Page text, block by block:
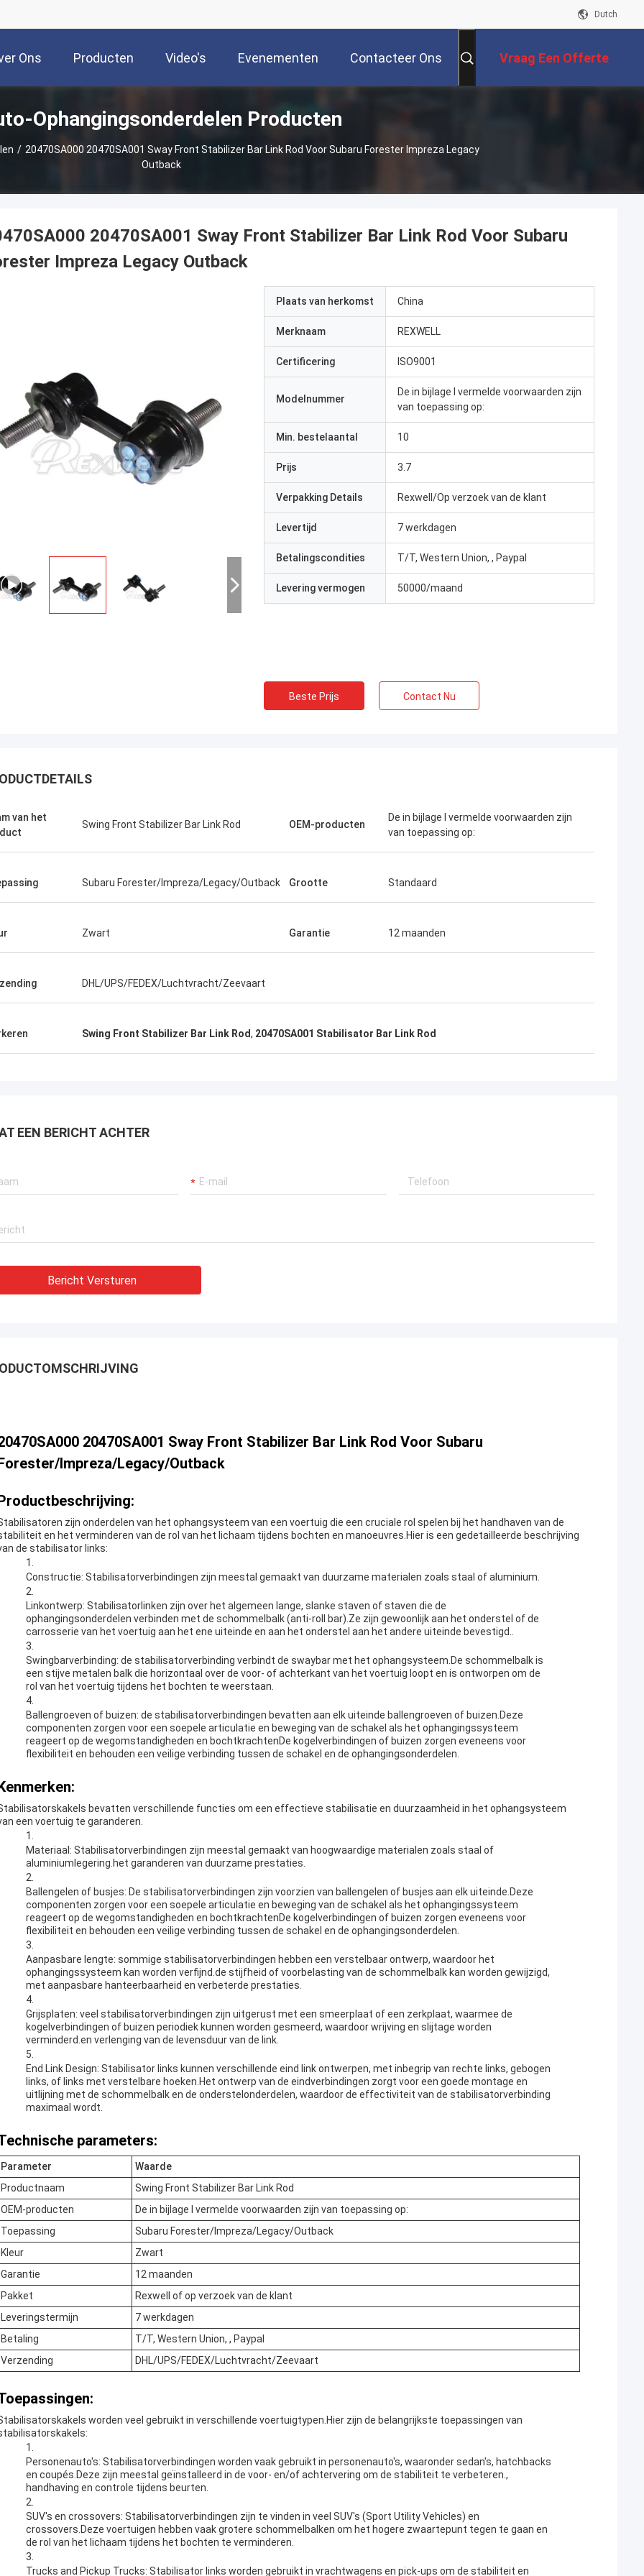
Dutch
Ons Producten Video's Evenementen Contacteer Ons Vraag Een Offerte
Ophangingsonderdelen Producten
/ 20470SA000 20470SA001 Sway Front Stabilizer Bar Link Rod Voor Subaru Forester Impreza Legacy
Outback
20470SA001 Sway Front Stabilizer Bar Link Rod Voor Subaru
Impreza Legacy Outback
Plaats van herkomst China
Merknaam REXWELL
Certificering ISO9001
Modelnummer
De in bijlage I vermelde voorwaarden zijn
van toepassing op:
Min. bestelaantal 10
Prijs 3.7
Verpakking Details Rexwell/Op verzoek van de klant
Levertijd 7 werkdagen
Betalingscondities T/T, Western Union, , Paypal
Levering vermogen 50000/maand
Beste Prijs Contact Nu
van het
Swing Front Stabilizer Bar Link Rod OEM-producten
De in bijlage I vermelde voorwaarden zijn
van toepassing op:
Subaru Forester/Impreza/Legacy/Outback Grootte Standaard
Zwart Garantie 12 maanden
DHL/UPS/FEDEX/Luchtvracht/Zeevaart
Swing Front Stabilizer Bar Link Rod, 20470SA001 Stabilisator Bar Link Rod
EEN BERICHT ACHTER
Bericht Versturen
20470SA001 Sway Front Stabilizer Bar Link Rod Voor Subaru
Impreza/Legacy/Outback
zijn onderdelen van het ophangsysteem van een voertuig die een cruciale rol spelen bij het handhaven van de
en het verminderen van de rol van het lichaam tijdens bochten en manoeuvres.Hier is een gedetailleerde beschrijving
de stabilisator links:
Constructie: Stabilisatorverbindingen zijn meestal gemaakt van duurzame materialen zoals staal of aluminium.
Linkontwerp: Stabilisatorlinken zijn over het algemeen lange, slanke staven of staven die de
ophangingsonderdelen verbinden met de schommelbalk (anti-roll bar).Ze zijn gewoonlijk aan het onderstel of de
carrosserie van het voertuig aan het ene uiteinde en aan het onderstel aan het andere uiteinde bevestigd..
Swingbarverbinding: de stabilisatorverbinding verbindt de swaybar met het ophangsysteem.De schommelbalk is
een stijve metalen balk die horizontaal over de voor- of achterkant van het voertuig loopt en is ontworpen om de
rol van het voertuig tijdens het bochten te weerstaan.
Ballengroeven of buizen: de stabilisatorverbindingen bevatten aan elk uiteinde ballengroeven of buizen.Deze
componenten zorgen voor een soepele articulatie en beweging van de schakel als het ophangingssysteem
reageert op de wegomstandigheden en bochtkrachtenDe kogelverbindingen of buizen zorgen eveneens voor
flexibiliteit en behouden een veilige verbinding tussen de schakel en de ophangingsonderdelen.
bevatten verschillende functies om een effectieve stabilisatie en duurzaamheid in het ophangsysteem
een voertuig te garanderen.
Materiaal: Stabilisatorverbindingen zijn meestal gemaakt van hoogwaardige materialen zoals staal of
aluminiumlegering.het garanderen van duurzame prestaties.
Ballengelen of busjes: De stabilisatorverbindingen zijn voorzien van ballengelen of busjes aan elk uiteinde.Deze
componenten zorgen voor een soepele articulatie en beweging van de schakel als het ophangingssysteem
reageert op de wegomstandigheden en bochtkrachtenDe kogelverbindingen of buizen zorgen eveneens voor
flexibiliteit en behouden een veilige verbinding tussen de schakel en de ophangingsonderdelen.
Aanpasbare lengte: sommige stabilisatorverbindingen hebben een verstelbaar ontwerp, waardoor het
ophangingssysteem kan worden verfijnd.de stijfheid of voorbelasting van de schommelbalk kan worden gewijzigd,
met aanpasbare hanteerbaarheid en verbeterde prestaties.
Grijsplaten: veel stabilisatorverbindingen zijn uitgerust met een smeerplaat of een zerkplaat, waarmee de
kogelverbindingen of buizen periodiek kunnen worden gesmeerd, waardoor wrijving en slijtage worden
verminderd.en verlenging van de levensduur van de link.
End Link Design: Stabilisator links kunnen verschillende eind link ontwerpen, met inbegrip van rechte links, gebogen
links, of links met verstelbare hoeken.Het ontwerp van de eindverbindingen zorgt voor een goede montage en
uitlijning met de schommelbalk en de onderstelonderdelen, waardoor de effectiviteit van de stabilisatorverbinding
maximaal wordt.
parameters:
Parameter
Waarde
Productnaam
Swing Front Stabilizer Bar Link Rod
OEM-producten
De in bijlage I vermelde voorwaarden zijn van toepassing op:
Toepassing
Subaru Forester/Impreza/Legacy/Outback
Kleur
Zwart
Garantie
12 maanden
Pakket
Rexwell of op verzoek van de klant
Leveringstermijn
7 werkdagen
Betaling
T/T, Western Union, , Paypal
Verzending
DHL/UPS/FEDEX/Luchtvracht/Zeevaart
worden veel gebruikt in verschillende voertuigtypen.Hier zijn de belangrijkste toepassingen van
Personenauto's: Stabilisatorverbindingen worden vaak gebruikt in personenauto's, waaronder sedan's, hatchbacks
en coupés.Deze zijn meestal geïnstalleerd in de voor- en/of achtervering om de stabiliteit te verbeteren.,
handhaving en controle tijdens beurten.
SUV's en crossovers: Stabilisatorverbindingen zijn te vinden in veel SUV's (Sport Utility Vehicles) en
crossovers.Deze voertuigen hebben vaak grotere schommelbalken om het hogere zwaartepunt tegen te gaan en
de rol van het lichaam tijdens het bochten te verminderen.
Trucks and Pickup Trucks: Stabilisator links worden gebruikt in vrachtwagens en pick-ups om de stabiliteit en